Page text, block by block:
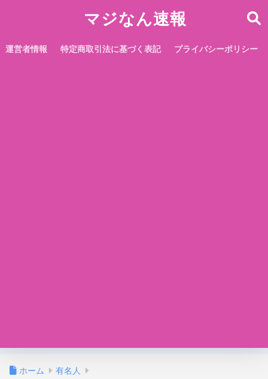
マジなん速報
運営者情報 特定商取引法に基づく表記 プライバシーポリシー
ホーム 有名人